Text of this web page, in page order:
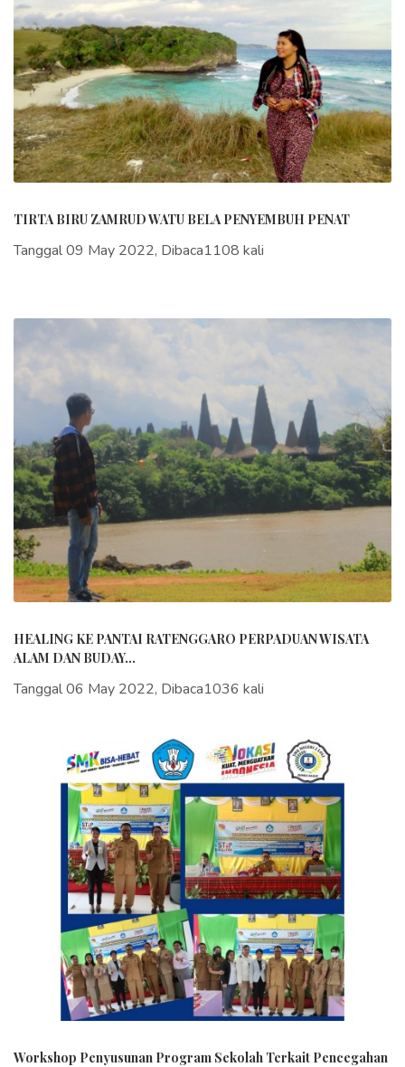
TIRTA BIRU ZAMRUD WATU BELA PENYEMBUH PENAT
Tanggal 09 May 2022, Dibaca1108 kali
HEALING KE PANTAI RATENGGARO PERPADUAN WISATA
ALAM DAN BUDAY...
Tanggal 06 May 2022, Dibaca1036 kali
Workshop Penyusunan Program Sekolah Terkait Pencegahan